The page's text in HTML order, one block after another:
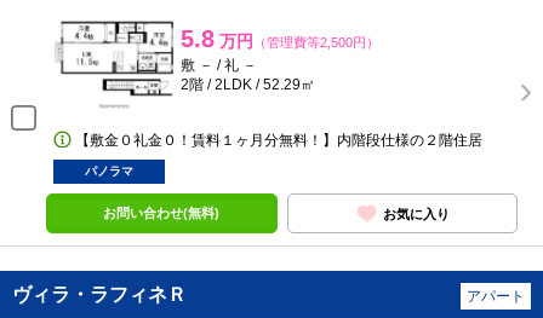
5.8 万円 （管理費等2,500円）
敷 － / 礼 －
2階 / 2LDK / 52.29㎡
【敷金０礼金０！賃料１ヶ月分無料！】内階段仕様の２階住居
パノラマ
お問い合わせ(無料) お気に入り
ヴィラ・ラフィネＲ アパート